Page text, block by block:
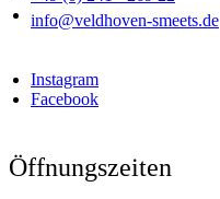
info@veldhoven-smeets.de
Instagram
Facebook
Öffnungszeiten